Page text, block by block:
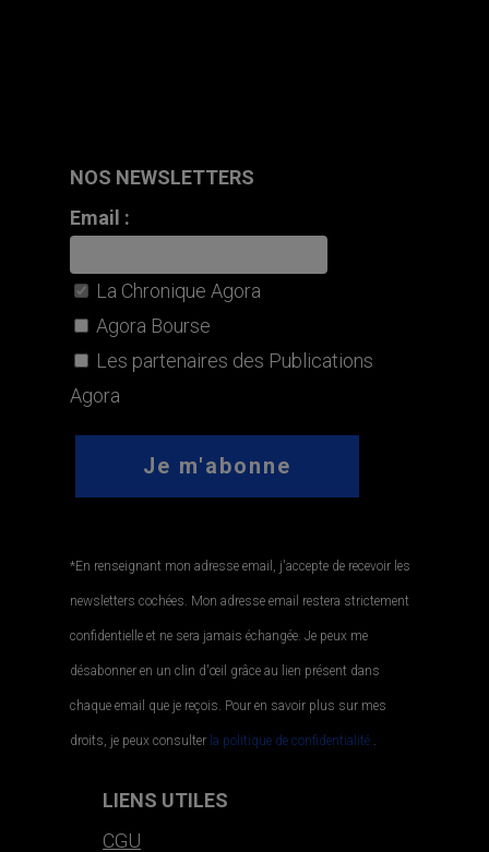
NOS NEWSLETTERS
Email :
La Chronique Agora
Agora Bourse
Les partenaires des Publications
Agora
*En renseignant mon adresse email, j'accepte de recevoir les
newsletters cochées. Mon adresse email restera strictement
confidentielle et ne sera jamais échangée. Je peux me
désabonner en un clin d'œil grâce au lien présent dans
chaque email que je reçois. Pour en savoir plus sur mes
droits, je peux consulter la politique de confidentialité..
LIENS UTILES
CGU